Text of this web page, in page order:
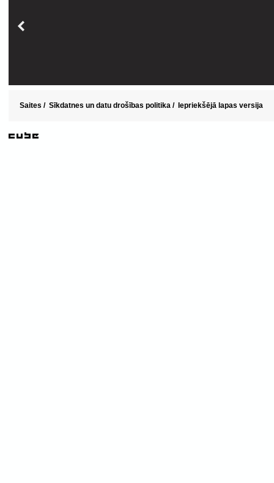
Saites / Sīkdatnes un datu drošības politika / Iepriekšējā lapas versija